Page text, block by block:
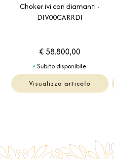
Choker ivi con diamanti -
DIV00CARRDI
€ 58.800,00
Subito disponibile
Visualizza articolo